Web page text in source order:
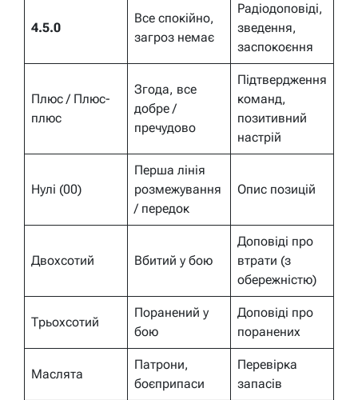
4.5.0
Все спокійно,
загроз немає
Радіодоповіді,
зведення,
заспокоєння
Плюс / Плюс-
плюс
Згода, все
добре /
пречудово
Підтвердження
команд,
позитивний
настрій
Нулі (00)
Перша лінія
розмежування
/ передок
Опис позицій
Двохсотий Вбитий у бою
Доповіді про
втрати (з
обережністю)
Трьохсотий
Поранений у
бою
Доповіді про
поранених
Маслята
Патрони,
боєприпаси
Перевірка
запасів